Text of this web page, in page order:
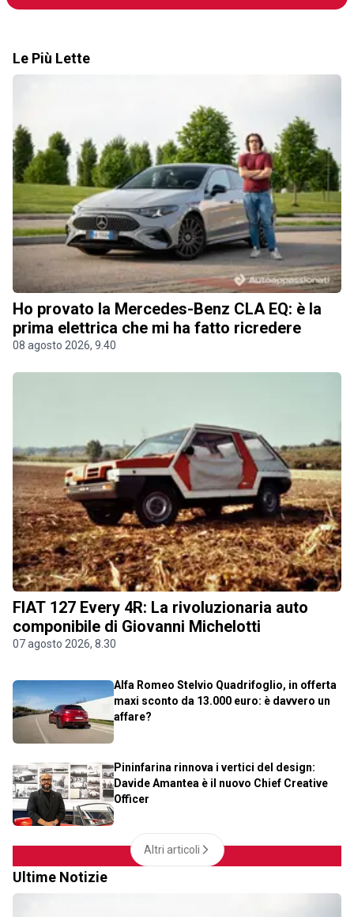
Le Più Lette
Ho provato la Mercedes-Benz CLA EQ: è la
prima elettrica che mi ha fatto ricredere
08 agosto 2026, 9.40
FIAT 127 Every 4R: La rivoluzionaria auto
componibile di Giovanni Michelotti
07 agosto 2026, 8.30
Alfa Romeo Stelvio Quadrifoglio, in offerta
maxi sconto da 13.000 euro: è davvero un
affare?
Pininfarina rinnova i vertici del design:
Davide Amantea è il nuovo Chief Creative
Officer
Altri articoli
Ultime Notizie